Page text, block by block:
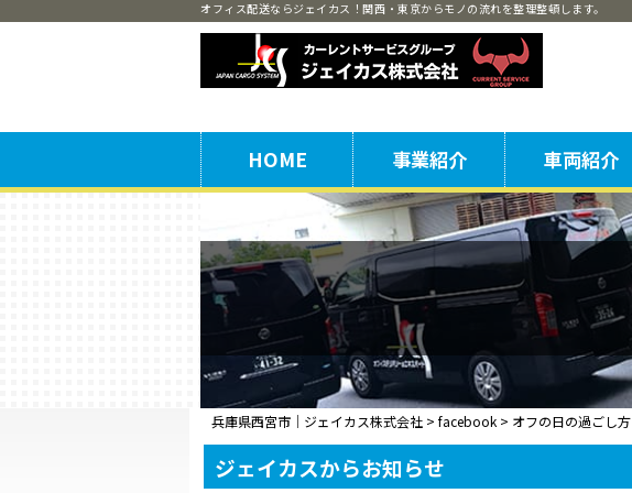
オフィス配送ならジェイカス！関西・東京からモノの流れを整理整頓します。
HOME 事業紹介
オフィス配送
機密文書保管
出張細断
車両紹介
兵庫県西宮市｜ジェイカス株式会社 > facebook > オフの日の過ごし方
ジェイカスからお知らせ